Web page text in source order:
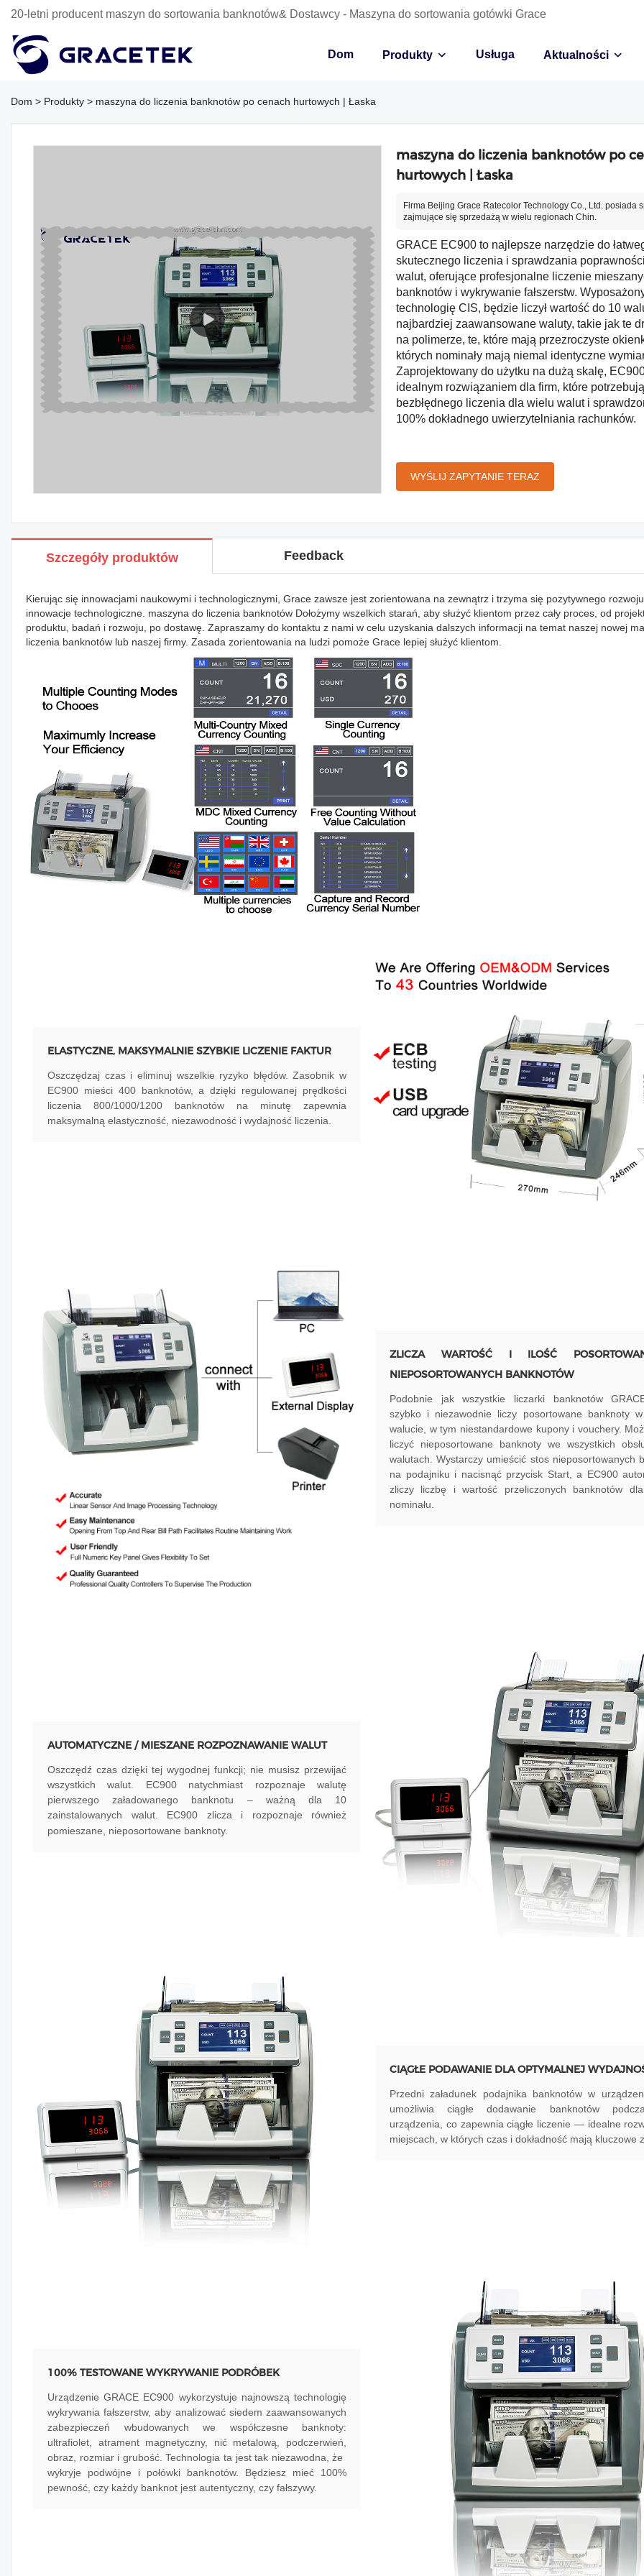
20-letni producent maszyn do sortowania banknotów& Dostawcy - Maszyna do sortowania gotówki Grace
Dom Produkty Usługa Aktualności
Dom > Produkty > maszyna do liczenia banknotów po cenach hurtowych | Łaska
maszyna do liczenia banknotów po
hurtowych | Łaska
Firma Beijing Grace Ratecolor Technology Co., Ltd. posiada
zajmujące się sprzedażą w wielu regionach Chin.
GRACE EC900 to najlepsze narzędzie do
skutecznego liczenia i sprawdzania
walut, oferujące profesjonalne liczenie
banknotów i wykrywanie fałszerstw.
technologię CIS, będzie liczył wartość do 10
najbardziej zaawansowane waluty, takie jak te
na polimerze, te, które mają przezroczyste
których nominały mają niemal identyczne
Zaprojektowany do użytku na dużą skalę,
idealnym rozwiązaniem dla firm, które
bezbłędnego liczenia dla wielu walut i
100% dokładnego uwierzytelniania rachunków.
WYŚLIJ ZAPYTANIE TERAZ
Szczegóły produktów Feedback
Kierując się innowacjami naukowymi i technologicznymi, Grace zawsze jest zorientowana na zewnątrz i trzyma się pozytywnego
innowacje technologiczne. maszyna do liczenia banknotów Dołożymy wszelkich starań, aby służyć klientom przez cały proces, od
produktu, badań i rozwoju, po dostawę. Zapraszamy do kontaktu z nami w celu uzyskania dalszych informacji na temat naszej nowej
liczenia banknotów lub naszej firmy. Zasada zorientowania na ludzi pomoże Grace lepiej służyć klientom.
ELASTYCZNE, MAKSYMALNIE SZYBKIE LICZENIE FAKTUR
Oszczędzaj czas i eliminuj wszelkie ryzyko błędów. Zasobnik w
EC900 mieści 400 banknotów, a dzięki regulowanej prędkości
liczenia 800/1000/1200 banknotów na minutę zapewnia
maksymalną elastyczność, niezawodność i wydajność liczenia.
ZLICZA WARTOŚĆ I ILOŚĆ
NIEPOSORTOWANYCH BANKNOTÓW
Podobnie jak wszystkie liczarki banknotów
szybko i niezawodnie liczy posortowane banknoty
walucie, w tym niestandardowe kupony i vouchery.
liczyć nieposortowane banknoty we wszystkich
walutach. Wystarczy umieścić stos nieposortowanych
na podajniku i nacisnąć przycisk Start, a EC900
zliczy liczbę i wartość przeliczonych banknotów
nominału.
AUTOMATYCZNE / MIESZANE ROZPOZNAWANIE WALUT
Oszczędź czas dzięki tej wygodnej funkcji; nie musisz przewijać
wszystkich walut. EC900 natychmiast rozpoznaje walutę
pierwszego załadowanego banknotu – ważną dla 10
zainstalowanych walut. EC900 zlicza i rozpoznaje również
pomieszane, nieposortowane banknoty.
CIĄGŁE PODAWANIE DLA OPTYMALNEJ
Przedni załadunek podajnika banknotów w
umożliwia ciągłe dodawanie banknotów
urządzenia, co zapewnia ciągłe liczenie — idealne
miejscach, w których czas i dokładność mają kluczowe
100% TESTOWANE WYKRYWANIE PODRÓBEK
Urządzenie GRACE EC900 wykorzystuje najnowszą technologię
wykrywania fałszerstw, aby analizować siedem zaawansowanych
zabezpieczeń wbudowanych we współczesne banknoty:
ultrafiolet, atrament magnetyczny, nić metalową, podczerwień,
obraz, rozmiar i grubość. Technologia ta jest tak niezawodna, że ​​
wykryje podwójne i połówki banknotów. Będziesz mieć 100%
pewność, czy każdy banknot jest autentyczny, czy fałszywy.